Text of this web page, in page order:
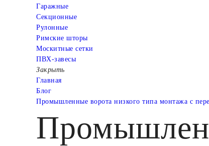
Гаражные
Cекционные
Рулонные
Римские шторы
Москитные сетки
ПВХ-завесы
Закрыть
Главная
Блог
Промышленные ворота низкого типа монтажа с